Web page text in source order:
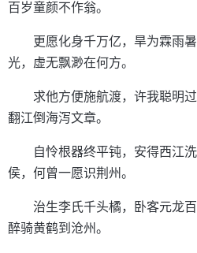
百岁童颜不作翁。
更愿化身千万亿，旱为霖雨
光，虚无飘渺在何方。
求他方便施航渡，许我聪明
翻江倒海泻文章。
自怜根器终平钝，安得西江
侯，何曾一愿识荆州。
治生李氏千头橘，卧客元龙
醉骑黄鹤到沧州。